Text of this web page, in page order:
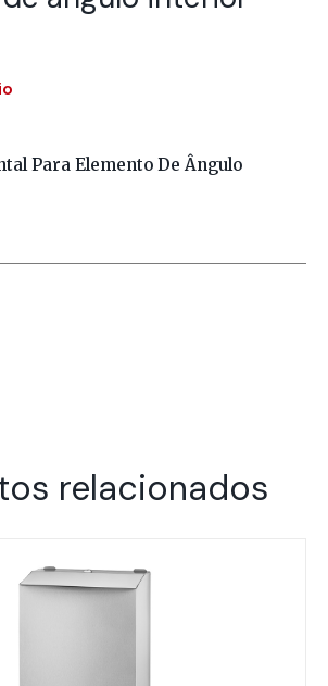
Para Elemento De Ângulo
relacionados